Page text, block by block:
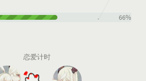
66%
恋爱计时